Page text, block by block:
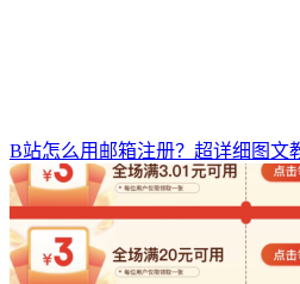
B站怎么用邮箱注册？超详细图文